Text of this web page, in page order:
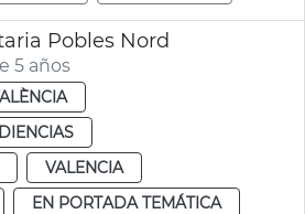
Pobles Nord
5 años
VALENCIA
EN PORTADA TEMÁTICA